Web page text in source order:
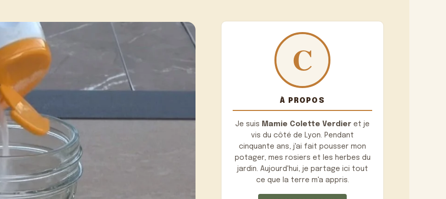
À PROPOS
Je suis Mamie Colette Verdier et je
vis du côté de Lyon. Pendant
cinquante ans, j'ai fait pousser mon
potager, mes rosiers et les herbes du
jardin. Aujourd'hui, je partage ici tout
ce que la terre m'a appris.